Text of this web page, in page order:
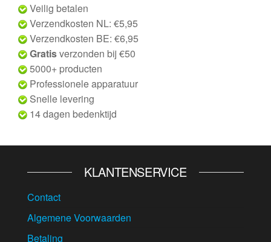
Veilig betalen
Verzendkosten NL: €5,95
Verzendkosten BE: €6,95
Gratisverzonden bij €50
5000+ producten
Professionele apparatuur
Snelle levering
14 dagen bedenktijd
KLANTENSERVICE
Contact
Algemene Voorwaarden
Betaling